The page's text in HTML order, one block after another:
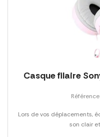
Casque filaire
Lors de vos déplacements,
son clair